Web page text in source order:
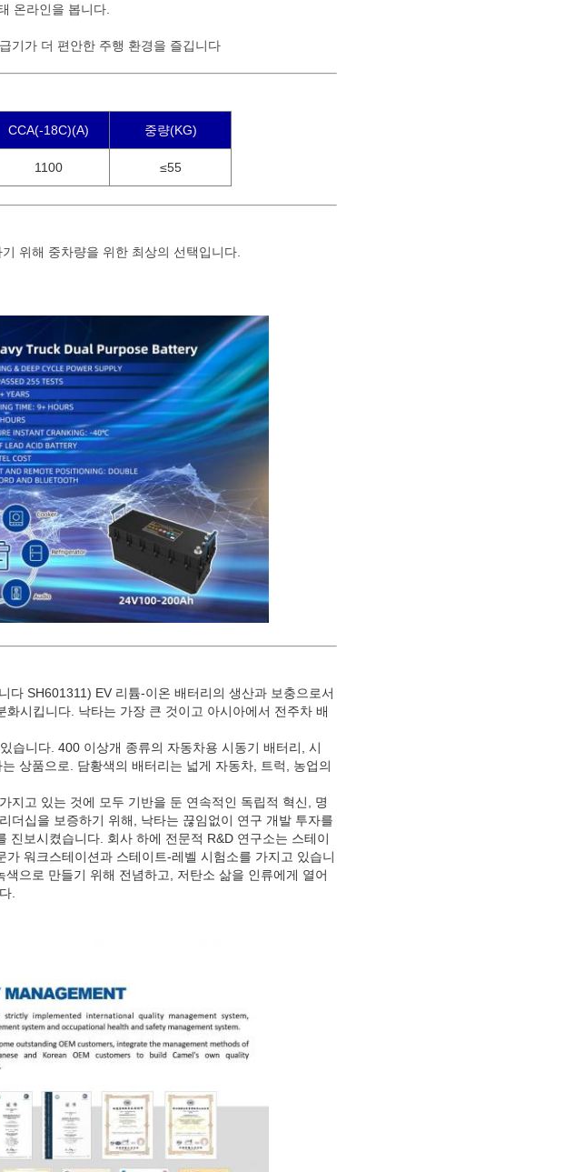
온라인을 봅니다.
기가 더 편안한 주행 환경을 즐깁니다
CCA(-18C)(A)
중량(KG)
1100 ≤55
위해 중차량을 위한 최상의 선택입니다.
SH601311) EV 리튬-이온 배터리의 생산과 보충으로서
시킵니다. 낙타는 가장 큰 것이고 아시아에서 전주차 배
습니다. 400 이상개 종류의 자동차용 시동기 배터리, 시
상품으로. 담황색의 배터리는 넓게 자동차, 트럭, 농업의
지고 있는 것에 모두 기반을 둔 연속적인 독립적 혁신, 명
더십을 보증하기 위해, 낙타는 끊임없이 연구 개발 투자를
진보시켰습니다. 회사 하에 전문적 R&D 연구소는 스테이
워크스테이션과 스테이트-레벨 시험소를 가지고 있습니
으로 만들기 위해 전념하고, 저탄소 삶을 인류에게 열어
.